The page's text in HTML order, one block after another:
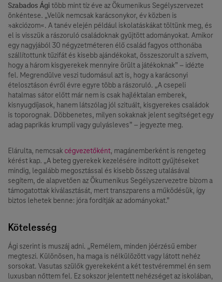
Szabados Ági több mint tíz éve az Ökumenikus Segélyszervezet
önkéntese. „Velük nemcsak karácsonykor, év közben is
»akciózom«. A tanév elején például iskolatáskákat töltünk meg, és
el is visszük a rászoruló családoknak gyűjtött adományokat. Amikor
egy nagyjából 30 négyzetméteren élő család fagyos otthonába
szállítottunk tűzifát és kisebb ajándékokat, összeszorult a szívem,
hogy a három kisgyerekek mennyire örült a játékoknak” – idézte
fel. Megrendülve veszi tudomásul azt is, hogy a karácsonyi
ételosztáson évről évre egyre több a rászoruló. „A csepeli
hatalmas sátor előtt már nem is csak hajléktalan emberek,
kisnyugdíjasok, hanem látszólag jól szituált, kisgyerekes családok
is toporognak. Döbbenetes, milyen sokaknak jelent segítséget egy
adag paprikás krumpli vagy gulyásleves” – jegyezte meg.
Elárulta, nemcsakcégvezetőként, magánemberként is rengeteg
kérést kap. „A beteg gyerekek kezelésére indított gyűjtéseket
mindig, legalább megosztással és kisebb összeg utalásával
segítem, de alapvetően az Ökumenikus Segélyszervezetre bízom a
támogatottak kiválasztását, mert transzparens a működésük, így
biztos lehetek benne: jóra fordítják az adományokat.”
Kötelesség
Ági szerint is muszáj adni. „Remélem, minden jóérzésű ember
megteszi. Különösen, ha maga is nélkülözött vagy látott nehéz
sorsokat. Vasutas szülők gyerekeként a két testvéremmel én sem
luxusban nőttem fel. Ez sokszor jelentett nehézséget az iskolában,